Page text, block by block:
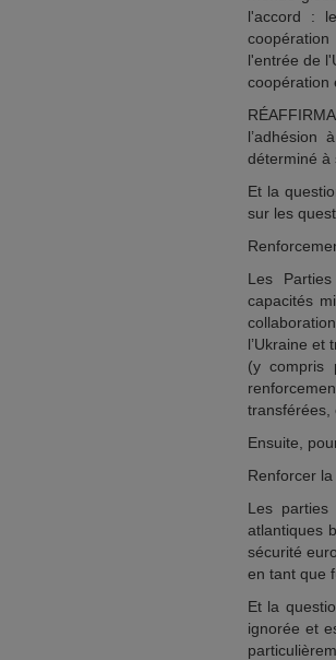
l'accord :
l'entrée de
coopération
l’adhésion
déterminé à
Et la
sur les
Les
capacités
l’Ukraine et
(y compris
transférées,
Ensuite,
Renforcer la
Les
atlantiques
sécurité
en tant que
Et la
ignorée et